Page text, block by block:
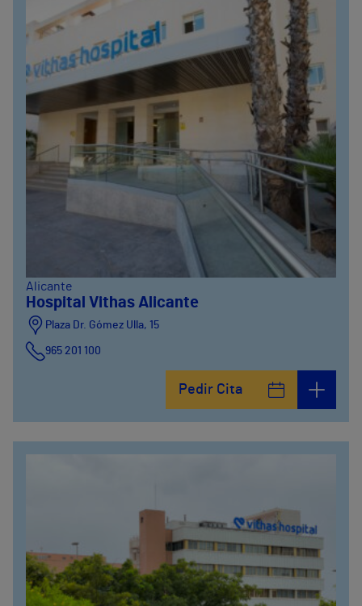
Alicante
Hospital Vithas Alicante
Plaza Dr. Gómez Ulla, 15
965 201 100
Pedir Cita